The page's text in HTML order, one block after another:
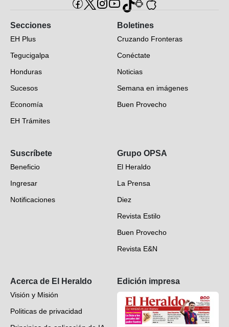
Secciones
EH Plus
Tegucigalpa
Honduras
Sucesos
Economía
EH Trámites
EH Verifica
Fotogalerías
Deportes
Videos
Boletines
Cruzando Fronteras
Conéctate
Noticias
Semana en imágenes
Buen Provecho
Suscríbete
Beneficio
Ingresar
Notificaciones
Grupo OPSA
El Heraldo
La Prensa
Diez
Revista Estilo
Buen Provecho
Revista E&N
Acerca de El Heraldo
Visión y Misión
Politicas de privacidad
Edición impresa